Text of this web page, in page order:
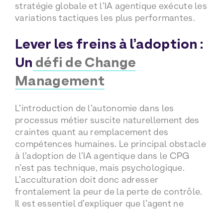
stratégie globale et l’IA agentique exécute les
variations tactiques les plus performantes.
Lever les freins à l’adoption :
Un défi de Change
Management
L’introduction de l’autonomie dans les
processus métier suscite naturellement des
craintes quant au remplacement des
compétences humaines. Le principal obstacle
à l’adoption de l’IA agentique dans le CPG
n’est pas technique, mais psychologique.
L’acculturation doit donc adresser
frontalement la peur de la perte de contrôle.
Il est essentiel d’expliquer que l’agent ne